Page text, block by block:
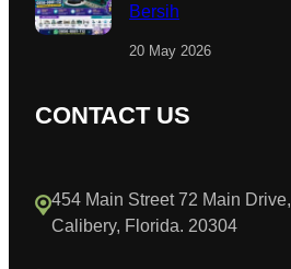
Bersih
20 May 2026
CONTACT US
454 Main Street 72 Main Drive,
Calibery, Florida. 20304